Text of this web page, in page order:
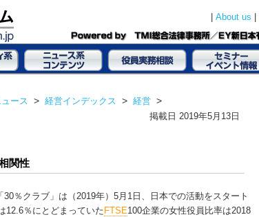
About us
ース > 経営インデックス > 経営>
掲載日 2019年5月13日
関性
％クラブ」は（2019年）5月1日、日本での活動をスタート
12.6％にとどまっていたFTSE100企業の女性役員比率は2018